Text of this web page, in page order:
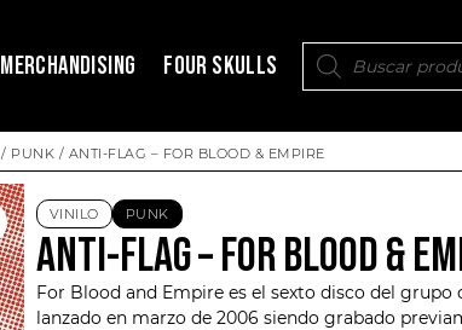
MERCHANDISING FOUR SKULLS
/ PUNK / ANTI-FLAG – FOR BLOOD & EMPIRE
VINILO PUNK
ANTI-FLAG – FOR BLOOD &
For Blood and Empire es el sexto disco del grupo
lanzado en marzo de 2006 siendo grabado